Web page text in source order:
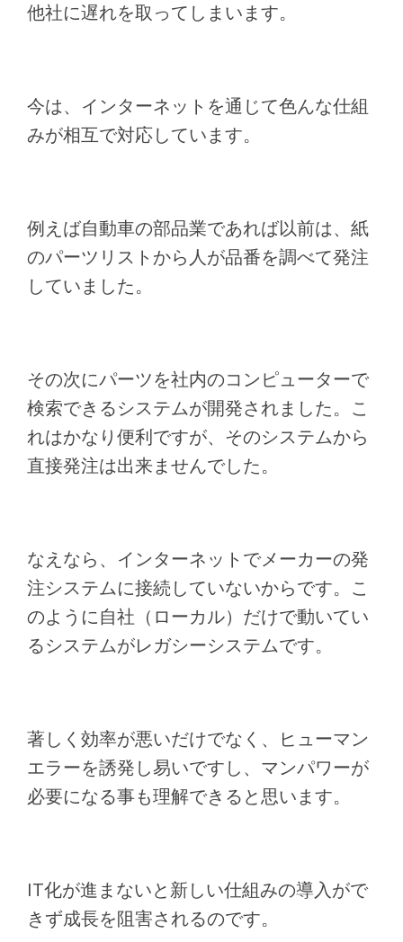
他社に遅れを取ってしまいます。
今は、インターネットを通じて色んな仕組
みが相互で対応しています。
例えば自動車の部品業であれば以前は、紙
のパーツリストから人が品番を調べて発注
していました。
その次にパーツを社内のコンピューターで
検索できるシステムが開発されました。こ
れはかなり便利ですが、そのシステムから
直接発注は出来ませんでした。
なえなら、インターネットでメーカーの発
注システムに接続していないからです。こ
のように自社（ローカル）だけで動いてい
るシステムがレガシーシステムです。
著しく効率が悪いだけでなく、ヒューマン
エラーを誘発し易いですし、マンパワーが
必要になる事も理解できると思います。
IT化が進まないと新しい仕組みの導入がで
きず成長を阻害されるのです。